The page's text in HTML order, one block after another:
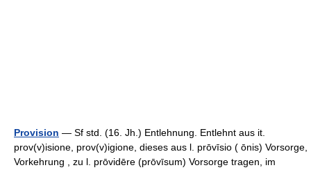
Provision — Sf std. (16. Jh.) Entlehnung. Entlehnt aus it.
prov(v)isione, prov(v)igione, dieses aus l. prōvīsio ( ōnis) Vorsorge,
Vorkehrung , zu l. prōvidēre (prōvīsum) Vorsorge tragen, im